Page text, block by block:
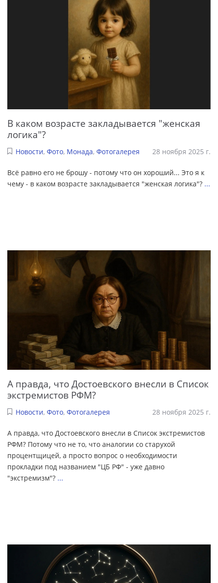
В каком возрасте закладывается "женская
логика"?
Новости, Фото, Монада, Фотогалерея 28 ноября 2025 г.
Всё равно его не брошу - потому что он хороший... Это я к
чему - в каком возрасте закладывается "женская логика"? ...
А правда, что Достоевского внесли в Список
экстремистов РФМ?
Новости, Фото, Фотогалерея 28 ноября 2025 г.
А правда, что Достоевского внесли в Список экстремистов
РФМ? Потому что не то, что аналогии со старухой
процентщицей, а просто вопрос о необходимости
прокладки под названием "ЦБ РФ" - уже давно
"экстремизм"? ...